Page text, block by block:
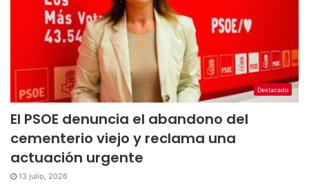
Destacado
El PSOE denuncia el abandono del
cementerio viejo y reclama una
actuación urgente
13 julio, 2026